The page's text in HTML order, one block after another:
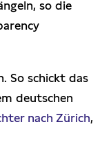
so die
So schickt das
deutschen
nach Zürich,